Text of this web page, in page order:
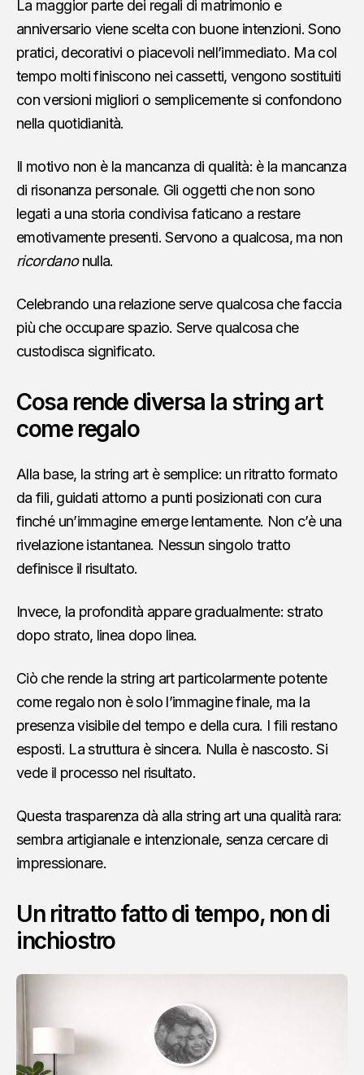
La maggior parte dei regali di matrimonio e
anniversario viene scelta con buone intenzioni. Sono
pratici, decorativi o piacevoli nell’immediato. Ma col
tempo molti finiscono nei cassetti, vengono sostituiti
con versioni migliori o semplicemente si confondono
nella quotidianità.
Il motivo non è la mancanza di qualità: è la mancanza
di risonanza personale. Gli oggetti che non sono
legati a una storia condivisa faticano a restare
emotivamente presenti. Servono a qualcosa, ma non
ricordanonulla.
Celebrando una relazione serve qualcosa che faccia
più che occupare spazio. Serve qualcosa che
custodisca significato.
Cosa rende diversa la string art
come regalo
Alla base, la string art è semplice: un ritratto formato
da fili, guidati attorno a punti posizionati con cura
finché un’immagine emerge lentamente. Non c’è una
rivelazione istantanea. Nessun singolo tratto
definisce il risultato.
Invece, la profondità appare gradualmente: strato
dopo strato, linea dopo linea.
Ciò che rende la string art particolarmente potente
come regalo non è solo l’immagine finale, ma la
presenza visibile del tempo e della cura. I fili restano
esposti. La struttura è sincera. Nulla è nascosto. Si
vede il processo nel risultato.
Questa trasparenza dà alla string art una qualità rara:
sembra artigianale e intenzionale, senza cercare di
impressionare.
Un ritratto fatto di tempo, non di
inchiostro